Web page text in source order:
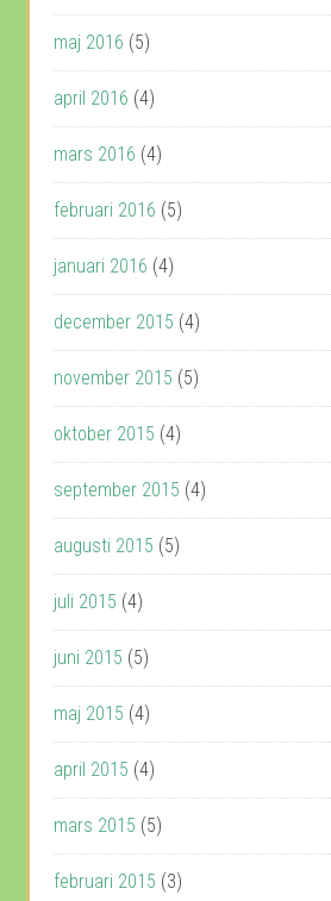
maj 2016 (5)
april 2016 (4)
mars 2016 (4)
februari 2016 (5)
januari 2016 (4)
december 2015 (4)
november 2015 (5)
oktober 2015 (4)
september 2015 (4)
augusti 2015 (5)
juli 2015 (4)
juni 2015 (5)
maj 2015 (4)
april 2015 (4)
mars 2015 (5)
februari 2015 (3)